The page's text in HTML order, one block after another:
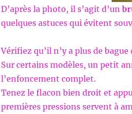
D’après la photo, il s’agit d’un
quelques astuces qui évitent
Vérifiez qu’il n’y a plus de
Sur certains modèles, un petit
l’enfoncement complet.
Tenez le flacon bien droit et
premières pressions servent à